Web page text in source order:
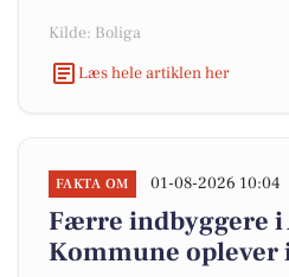
Kilde: Boliga
Læs hele artiklen her
FAKTA OM 01-08-2026 10:04
Færre indbyggere i
Kommune oplever